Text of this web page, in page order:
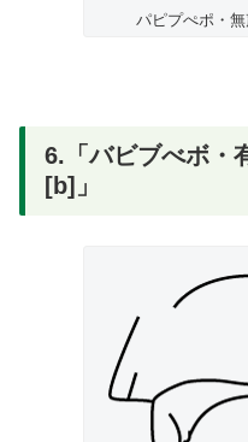
パピプぺポ・
6.「バビブべボ・
[b]」